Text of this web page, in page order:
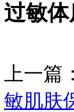
过敏
上一篇：
敏肌肤